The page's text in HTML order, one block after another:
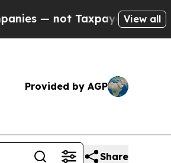
Taxpayers — the Chance
View all
Provided by AGP
Share